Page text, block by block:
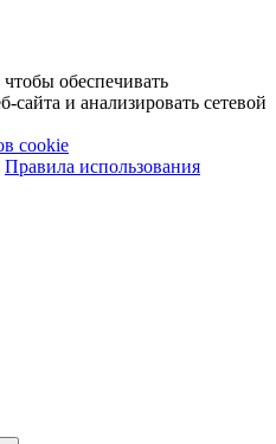
обеспечивать
и анализировать сетевой
cookie
Правила использования